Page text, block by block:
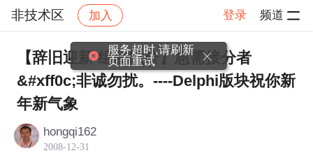
非技术区 加入 登录 频道
社区 非技术区 帖子详情
【辞旧迎新 组团散分】急需接分者
&#xff0c;非诚勿扰。----Delphi版块祝你新
年新气象
hongqi162
2008-12-31
服务超时,请刷新
页面重试